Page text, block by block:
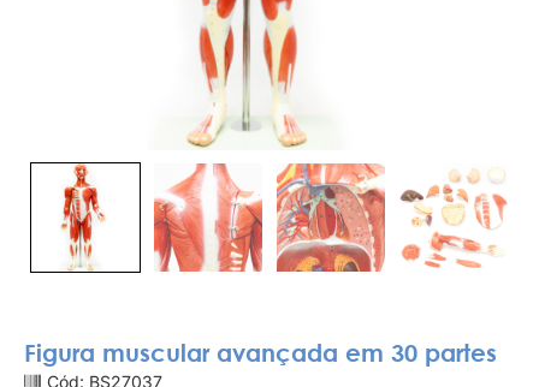
Figura muscular avançada em 30 partes
Cód: BS27037